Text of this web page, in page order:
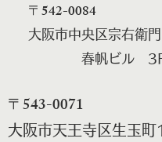
​〒542-0084
大阪市中央区宗右衛
春帆ビル
​〒543-0071
大阪市天王寺区生玉